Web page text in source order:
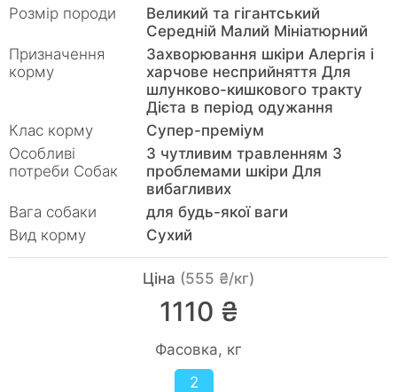
Розмір породи
Великий та гігантський
Середній Малий Мініатюрний
Призначення
корму
Захворювання шкіри Алергія і
харчове несприйняття Для
шлунково-кишкового тракту
Дієта в період одужання
Клас корму
Супер-преміум
Особливі
потреби Собак
З чутливим травленням З
проблемами шкіри Для
вибагливих
Вага собаки
для будь-якої ваги
Вид корму
Сухий
Ціна (555 ₴/кг)
1110 ₴
Фасовка, кг
2